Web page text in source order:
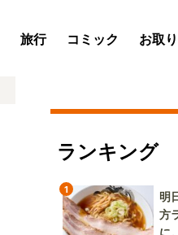
旅行 コミック お取
ランキング
1
明
方